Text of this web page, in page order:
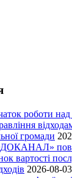
роботи
громади
вартості
2026-08-